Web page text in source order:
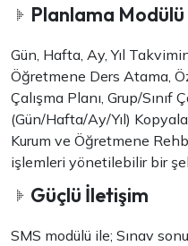
Planlama Modülü
Gün, Hafta, Ay, Yıl
Öğretmene Ders Atama,
Çalışma Planı, Grup/Sınıf
(Gün/Hafta/Ay/Yıl)
Kurum ve Öğretmene
işlemleri yönetilebilir bir
Güçlü İletişim
SMS modülü ile; Sınav